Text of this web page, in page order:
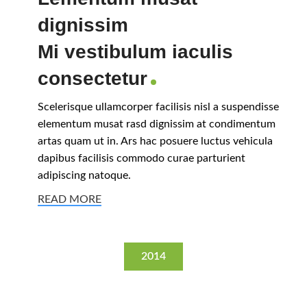
dignissim
Mi vestibulum iaculis
consectetur
Scelerisque ullamcorper facilisis nisl a suspendisse
elementum musat rasd dignissim at condimentum
artas quam ut in. Ars hac posuere luctus vehicula
dapibus facilisis commodo curae parturient
adipiscing natoque.
READ MORE
2014